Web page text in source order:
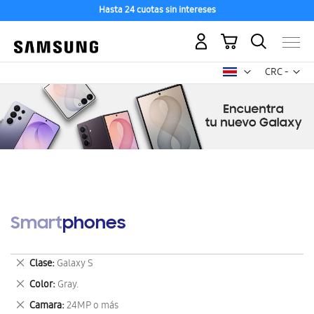
Hasta 24 cuotas sin intereses
CRC -
colón
Mi carrito
Smartphones
Clase Galaxy S
Eliminar
este
artículo
Color Gray.
Eliminar
este
Camara 24MP o más
Eliminar